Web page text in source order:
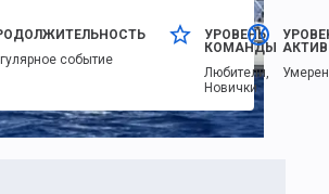
событие
УРОВЕНЬ
КОМАНДЫ
Любители,
Новички